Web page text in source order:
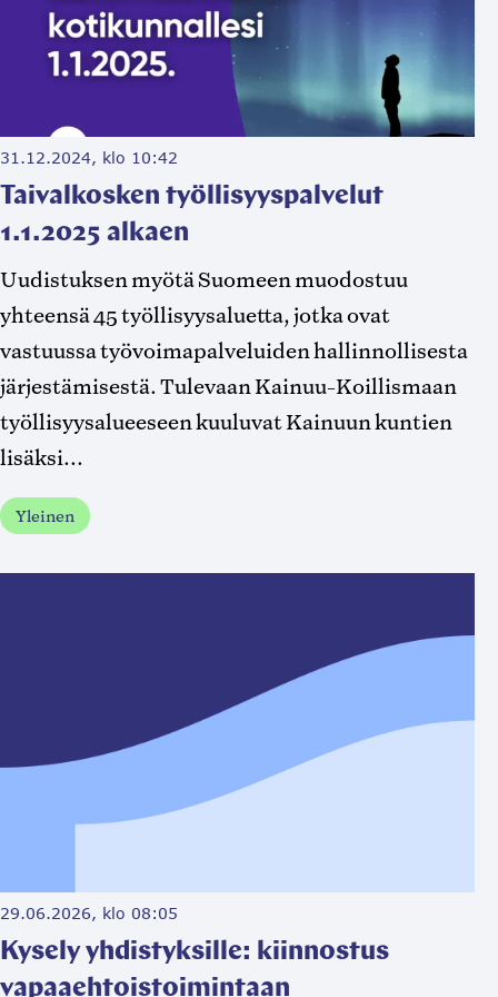
31.12.2024, klo 10:42
Taivalkosken työllisyyspalvelut
1.1.2025 alkaen
Uudistuksen myötä Suomeen muodostuu
yhteensä 45 työllisyysaluetta, jotka ovat
vastuussa työvoimapalveluiden hallinnollisesta
järjestämisestä. Tulevaan Kainuu-Koillismaan
työllisyysalueeseen kuuluvat Kainuun kuntien
lisäksi...
Yleinen
29.06.2026, klo 08:05
Kysely yhdistyksille: kiinnostus
vapaaehtoistoimintaan